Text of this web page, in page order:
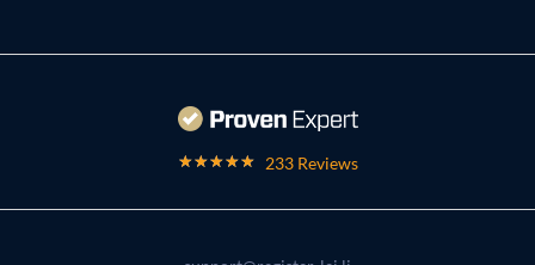
233 Reviews